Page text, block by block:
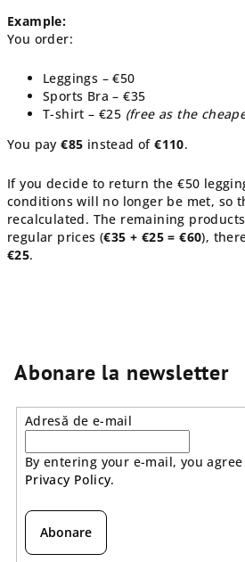
Example:
You order:
Leggings – €50
Sports Bra – €35
T-shirt – €25 (free as the
You pay€85 instead of€110.
If you decide to return the €50
conditions will no longer be met, so
recalculated. The remaining
regular prices (€35 + €25 = €60),
€25.
Abonare la newsletter
Adresă de e-mail
By entering your e-mail, you
Privacy Policy.
Abonare